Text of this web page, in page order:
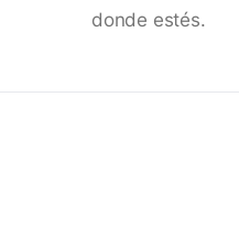
donde estés.